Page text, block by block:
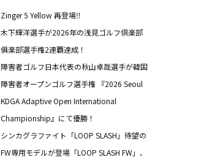
Zinger 5 Yellow 再登場‼
木下輝洋選手が2026年の浅見ゴルフ倶楽部
俱楽部選手権2連覇達成！
障害者ゴルフ日本代表の秋山卓哉選手が韓国
障害者オープンゴルフ選手権 『2026 Seoul
KDGA Adaptive Open International
Championship』にて優勝！
シンカグラファイト「LOOP SLASH」待望の
FW専用モデルが登場「LOOP SLASH FW」、